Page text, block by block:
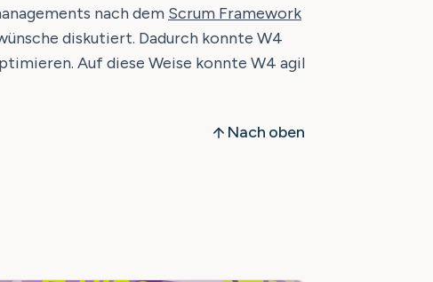
nach dem Scrum Framework
diskutiert. Dadurch konnte W4
Auf diese Weise konnte W4 agil
Nach oben